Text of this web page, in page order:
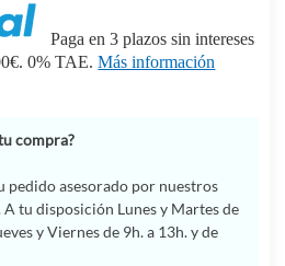
Paga en 3 plazos sin intereses
0% TAE.Más información
compra?
pedido asesorado por nuestros
tu disposición Lunes y Martes de
y Viernes de 9h. a 13h. y de